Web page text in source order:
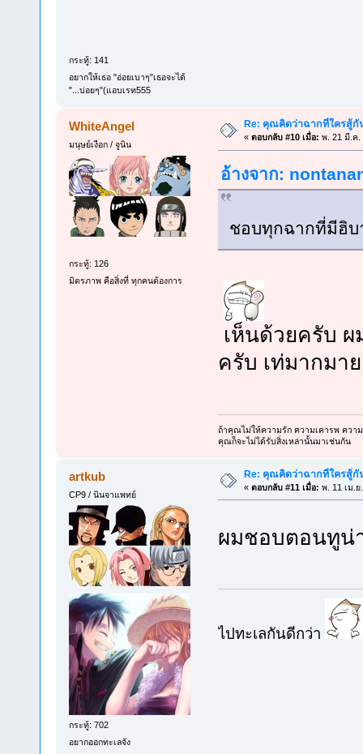
กระทู้: 141
อยากให้เธอ "อ่อยเบาๆ"เธอจะได้
"...บ่อยๆ"(แอบเรท555
WhiteAngel
มนุษย์เงือก / จูนิน
กระทู้: 126
มิตรภาพ คือสิ่งที่ ทุกคนต้องการ
Re: คุณคิดว่าฉากที่ใครสู้
« ตอบกลับ #10 เมื่อ: พ. 21 มี.ค.
อ้างจาก:
ชอบทุกฉากที่มีฮิ
เห็นด้วยครับ ผ
ครับ เท่มากมาย
ถ้าคุณไม่ให้ความรัก ความเคารพ ความ
คุณก็จะไม่ได้รับสิ่งเหล่านั้นมาเช่นกัน
artkub
CP9 / นินจาแพทย์
กระทู้: 702
อยากออกทะเลจัง
Re: คุณคิดว่าฉากที่ใครสู้
« ตอบกลับ #11 เมื่อ: พ. 11 เม.ย
ผมชอบตอนทูน่
ไปทะเลกันดีกว่า